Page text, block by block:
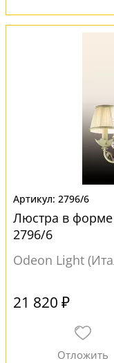
2796/6
Люстра в форме
2796/6
Odeon Light
21 820 ₽